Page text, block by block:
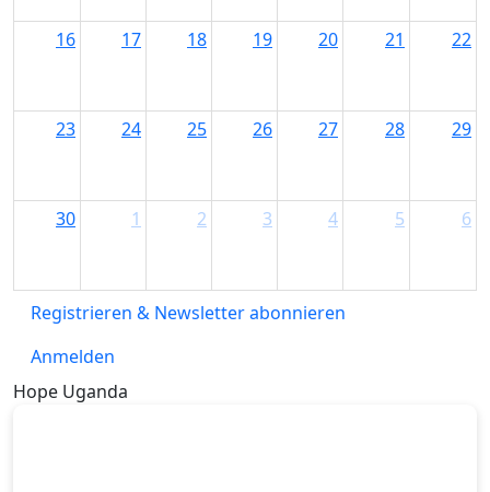
16 17 18 19 20 21 22
23 24 25 26 27 28 29
30 1 2 3 4 5 6
Registrieren & Newsletter abonnieren
Anmelden
Hope Uganda